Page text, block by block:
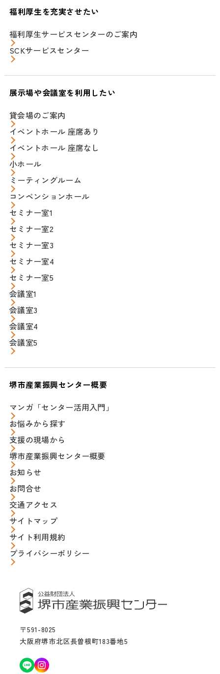
〒591-8025
大阪府堺市北区長曽根町183番地5
福利厚生を充実させたい
福利厚生サービスセンターのご案内
SCKサービスセンター
展示場や会議室を利用したい
貸会場のご案内
イベントホール 座席あり
イベントホール 座席なし
小ホール
ミーティングルーム
コンベンションホール
セミナー室1
セミナー室2
セミナー室3
セミナー室4
セミナー室5
会議室1
会議室3
会議室4
会議室5
堺市産業振興センター概要
マンガ「センター活用入門」
お悩みから探す
支援の現場から
堺市産業振興センター概要
お知らせ
お問合せ
交通アクセス
サイトマップ
サイト利用規約
プライバシーポリシー